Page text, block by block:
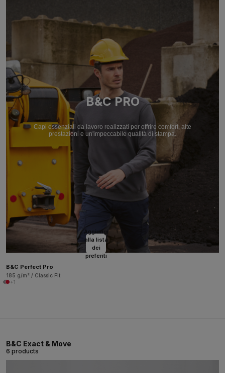
B&C PRO
Capi essenziali da lavoro realizzati per offrire comfort, alte
prestazioni e un'impeccabile qualità di stampa.
Aggiungi
alla lista
dei
preferiti
B&C Perfect Pro
185 g/m² / Classic Fit
+1
B&C Exact & Move
6 products